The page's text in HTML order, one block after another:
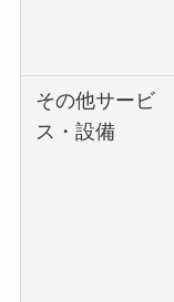
その他サービ
ス・設備